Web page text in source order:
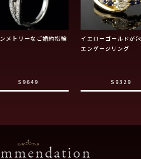
メトリーなご婚約指輪
S9649
イエローゴールドが
エンゲージリング
S9329